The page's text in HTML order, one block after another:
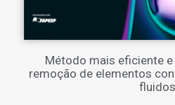
Método mais eficiente
remoção de elementos
fluidos